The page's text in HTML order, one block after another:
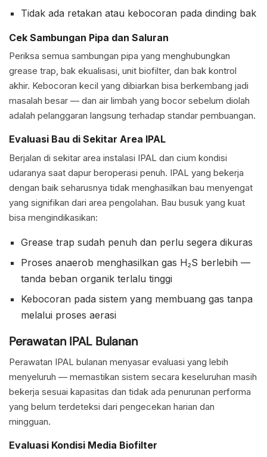
Tidak ada retakan atau kebocoran pada dinding bak
Cek Sambungan Pipa dan Saluran
Periksa semua sambungan pipa yang menghubungkan
grease trap, bak ekualisasi, unit biofilter, dan bak kontrol
akhir. Kebocoran kecil yang dibiarkan bisa berkembang jadi
masalah besar — dan air limbah yang bocor sebelum diolah
adalah pelanggaran langsung terhadap standar pembuangan.
Evaluasi Bau di Sekitar Area IPAL
Berjalan di sekitar area instalasi IPAL dan cium kondisi
udaranya saat dapur beroperasi penuh. IPAL yang bekerja
dengan baik seharusnya tidak menghasilkan bau menyengat
yang signifikan dari area pengolahan. Bau busuk yang kuat
bisa mengindikasikan:
Grease trap sudah penuh dan perlu segera dikuras
Proses anaerob menghasilkan gas H₂S berlebih —
tanda beban organik terlalu tinggi
Kebocoran pada sistem yang membuang gas tanpa
melalui proses aerasi
Perawatan IPAL Bulanan
Perawatan IPAL bulanan menyasar evaluasi yang lebih
menyeluruh — memastikan sistem secara keseluruhan masih
bekerja sesuai kapasitas dan tidak ada penurunan performa
yang belum terdeteksi dari pengecekan harian dan
mingguan.
Evaluasi Kondisi Media Biofilter